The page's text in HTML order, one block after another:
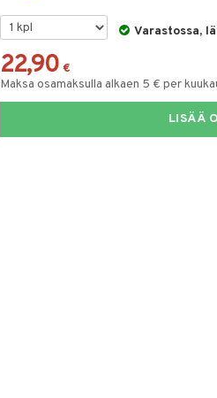
Varastossa,
22,90 €
Maksa osamaksulla alkaen 5 € per
LISÄÄ